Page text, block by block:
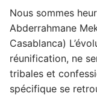
Nous sommes
Abderrahmane
Casablanca)
réunification, ne
tribales et
spécifique se